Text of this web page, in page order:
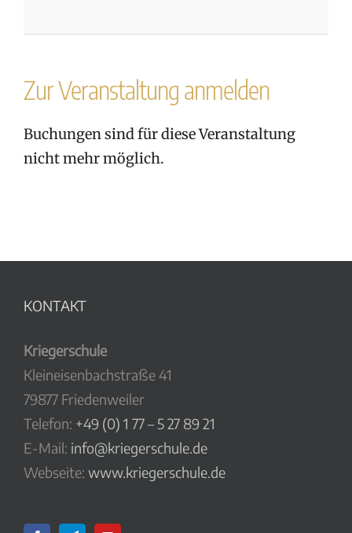
Zur Veranstaltung anmelden
Buchungen sind für diese Veranstaltung
nicht mehr möglich.
KONTAKT
Kriegerschule
Kleineisenbachstraße 41
79877 Friedenweiler
Telefon: +49 (0) 1 77 – 5 27 89 21
E-Mail: info@kriegerschule.de
Webseite: www.kriegerschule.de